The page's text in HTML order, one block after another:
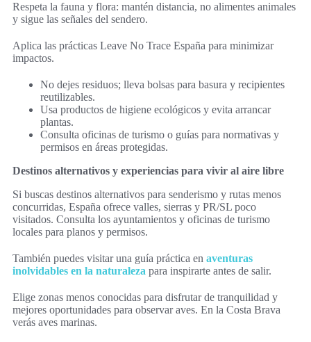
Respeta la fauna y flora: mantén distancia, no alimentes animales
y sigue las señales del sendero.
Aplica las prácticas Leave No Trace España para minimizar
impactos.
No dejes residuos; lleva bolsas para basura y recipientes
reutilizables.
Usa productos de higiene ecológicos y evita arrancar
plantas.
Consulta oficinas de turismo o guías para normativas y
permisos en áreas protegidas.
Destinos alternativos y experiencias para vivir al aire libre
Si buscas destinos alternativos para senderismo y rutas menos
concurridas, España ofrece valles, sierras y PR/SL poco
visitados. Consulta los ayuntamientos y oficinas de turismo
locales para planos y permisos.
También puedes visitar una guía práctica en aventuras
inolvidables en la naturaleza para inspirarte antes de salir.
Elige zonas menos conocidas para disfrutar de tranquilidad y
mejores oportunidades para observar aves. En la Costa Brava
verás aves marinas.